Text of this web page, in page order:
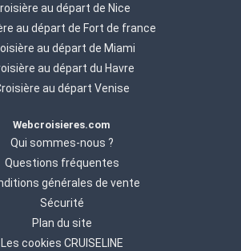
au départ de Nice
au départ de Fort de france
au départ de Miami
au départ du Havre
au départ Venise
Webcroisieres.com
Qui sommes-nous ?
Questions fréquentes
générales de vente
Sécurité
Plan du site
Les cookies CRUISELINE